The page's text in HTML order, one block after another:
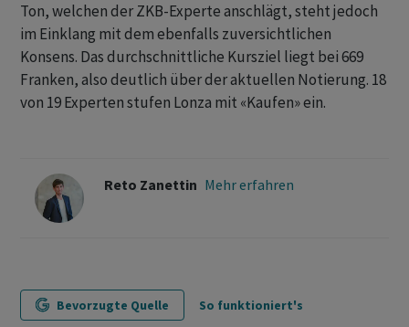
Ton, welchen der ZKB-Experte anschlägt, steht jedoch
im Einklang mit dem ebenfalls zuversichtlichen
Konsens. Das durchschnittliche Kursziel liegt bei 669
Franken, also deutlich über der aktuellen Notierung. 18
von 19 Experten stufen Lonza mit «Kaufen» ein.
Reto Zanettin Mehr erfahren
Bevorzugte Quelle So funktioniert's